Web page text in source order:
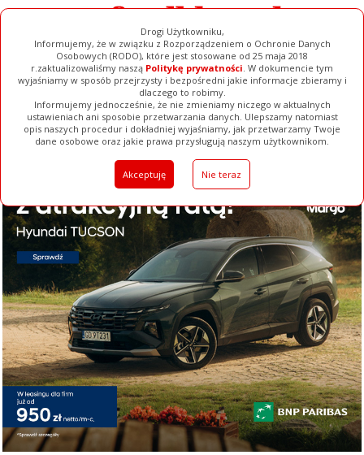
Drogi Użytkowniku,
Informujemy, że w związku z Rozporządzeniem o Ochronie Danych
Osobowych (RODO), które jest stosowane od 25 maja 2018
r.zaktualizowaliśmy naszą Politykę prywatności. W dokumencie tym
wyjaśniamy w sposób przejrzysty i bezpośredni jakie informacje zbieramy i
dlaczego to robimy.
Informujemy jednocześnie, że nie zmieniamy niczego w aktualnych
ustawieniach ani sposobie przetwarzania danych. Ulepszamy natomiast
opis naszych procedur i dokładniej wyjaśniamy, jak przetwarzamy Twoje
dane osobowe oraz jakie prawa przysługują naszym użytkownikom.
Akceptuję Nie teraz
Ogłoszenia Filmy Galerie Baza Firm Pełna Wersja